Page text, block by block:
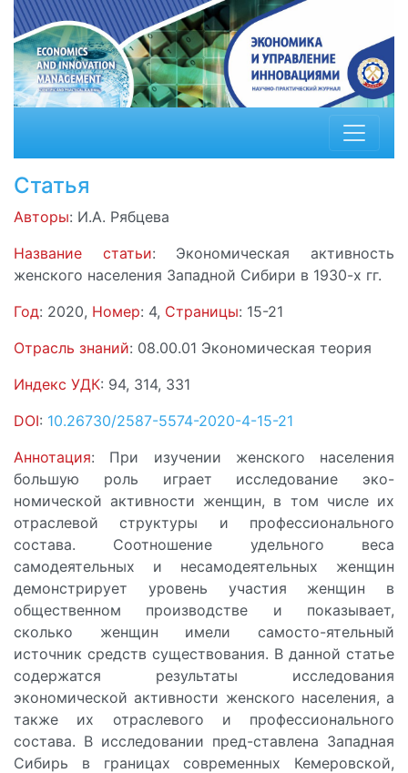
Статья
Авторы: И.А. Рябцева
Название статьи: Экономическая активность
женского населения Западной Сибири в 1930-х гг.
Год: 2020, Номер: 4, Страницы: 15-21
Отрасль знаний: 08.00.01 Экономическая теория
Индекс УДК: 94, 314, 331
DOI: 10.26730/2587-5574-2020-4-15-21
Аннотация: При изучении женского населения
большую роль играет исследование эко-
номической активности женщин, в том числе их
отраслевой структуры и профессионального
состава. Соотношение удельного веса
самодеятельных и несамодеятельных женщин
демонстрирует уровень участия женщин в
общественном производстве и показывает,
сколько женщин имели самосто-ятельный
источник средств существования. В данной статье
содержатся результаты исследования
экономической активности женского населения, а
также их отраслевого и профессионального
состава. В исследовании пред-ставлена Западная
Сибирь в границах современных Кемеровской,